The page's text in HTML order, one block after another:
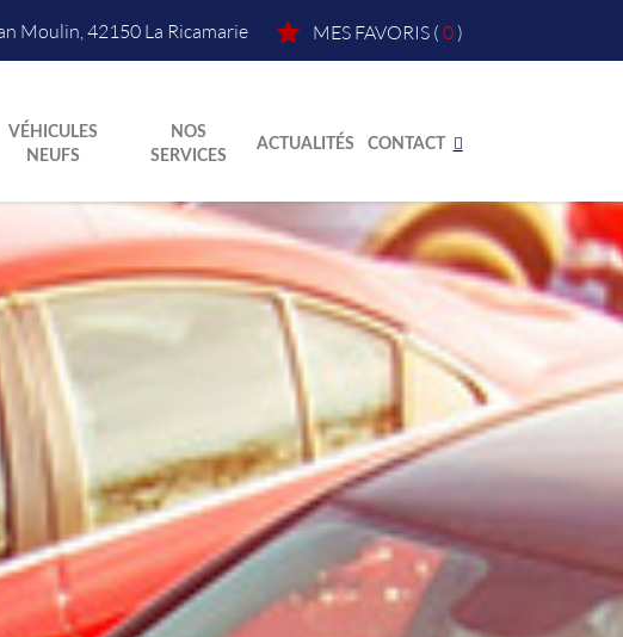
Moulin ,42150 La Ricamarie MES FAVORIS( 0)
VÉHICULES
NEUFS
NOS
SERVICES
ACTUALITÉS CONTACT